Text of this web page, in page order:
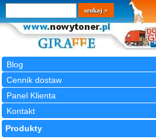
Blog
Cennik dostaw
Panel Klienta
Kontakt
Wyszukiwarka
szukaj
Produkty